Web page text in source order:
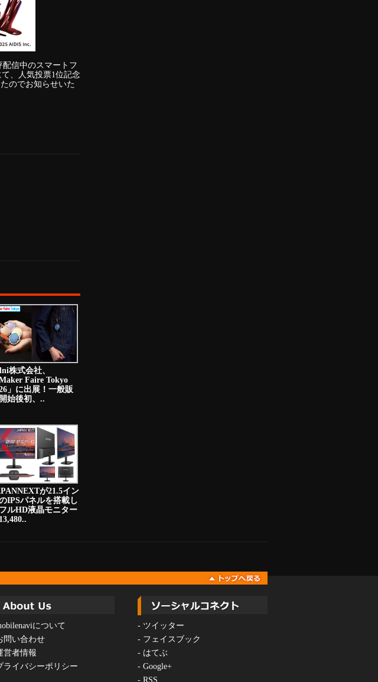
信中のスマートフ
、人気投票1位記念
のでお知らせいた
株式会社、
Maker Faire Tokyo
」に出展！一般販
始後初、..
が21.5イン
IPSパネルを搭載し
ルHD液晶モニター
について
問い合わせ
営者情報
ライバシーポリシー
- ツイッター
- フェイスブック
- はてぶ
- Google+
- RSS